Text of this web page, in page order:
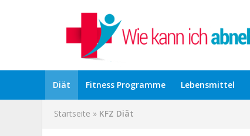
Diät Fitness Programme Lebensmittel
Startseite » KFZ Diät